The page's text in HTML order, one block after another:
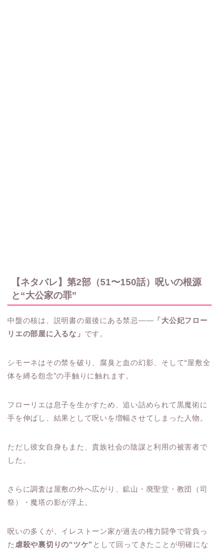
【ネタバレ】第2部（51〜150話）呪いの根源
と“大公家の罪”
中盤の核は、説明書の最後にある禁忌―― 「大公妃フロー
リエの部屋に入るな」 です。
シモーネはその禁を破り、腐臭と血の幻影、そして“屋敷全
体を縛る怨念”の手触りに触れます。
フローリエは息子を生かすため、追い詰められて黒魔術に
手を伸ばし、結果として呪いを増幅させてしまった人物。
ただし彼女自身もまた、貴族社会の陰謀と利用の被害者で
した。
さらに調査は屋敷の外へ広がり、鉱山・廃聖堂・教団（司
祭）・魔塔の影が浮上。
呪いの多くが、イレストーン家が過去の権力闘争で背負っ
た 虐殺や裏切りの“ツケ” として回ってきたことが明確にな